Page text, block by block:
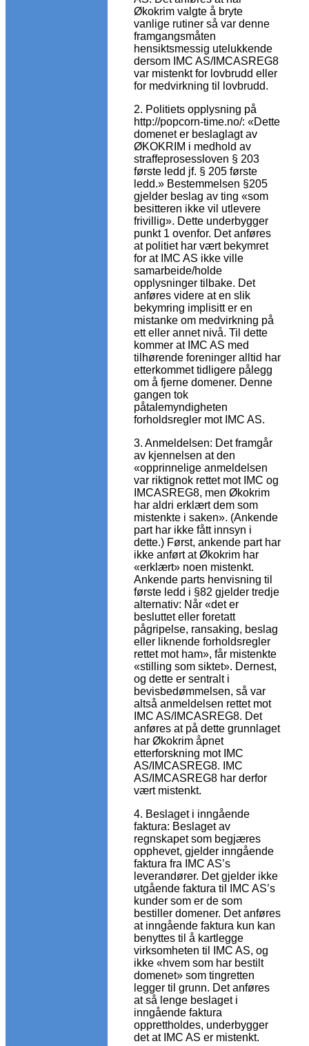
Økokrim valgte å bryte
vanlige rutiner så var denne
framgangsmåten
hensiktsmessig utelukkende
dersom IMC AS/IMCASREG8
var mistenkt for lovbrudd eller
for medvirkning til lovbrudd.
2. Politiets opplysning på
http://popcorn-time.no/: «Dette
domenet er beslaglagt av
ØKOKRIM i medhold av
straffeprosessloven § 203
første ledd jf. § 205 første
ledd.» Bestemmelsen §205
gjelder beslag av ting «som
besitteren ikke vil utlevere
frivillig». Dette underbygger
punkt 1 ovenfor. Det anføres
at politiet har vært bekymret
for at IMC AS ikke ville
samarbeide/holde
opplysninger tilbake. Det
anføres videre at en slik
bekymring implisitt er en
mistanke om medvirkning på
ett eller annet nivå. Til dette
kommer at IMC AS med
tilhørende foreninger alltid har
etterkommet tidligere pålegg
om å fjerne domener. Denne
gangen tok
påtalemyndigheten
forholdsregler mot IMC AS.
3. Anmeldelsen: Det framgår
av kjennelsen at den
«opprinnelige anmeldelsen
var riktignok rettet mot IMC og
IMCASREG8, men Økokrim
har aldri erklært dem som
mistenkte i saken». (Ankende
part har ikke fått innsyn i
dette.) Først, ankende part har
ikke anført at Økokrim har
«erklært» noen mistenkt.
Ankende parts henvisning til
første ledd i §82 gjelder tredje
alternativ: Når «det er
besluttet eller foretatt
pågripelse, ransaking, beslag
eller liknende forholdsregler
rettet mot ham», får mistenkte
«stilling som siktet». Dernest,
og dette er sentralt i
bevisbedømmelsen, så var
altså anmeldelsen rettet mot
IMC AS/IMCASREG8. Det
anføres at på dette grunnlaget
har Økokrim åpnet
etterforskning mot IMC
AS/IMCASREG8. IMC
AS/IMCASREG8 har derfor
vært mistenkt.
4. Beslaget i inngående
faktura: Beslaget av
regnskapet som begjæres
opphevet, gjelder inngående
faktura fra IMC AS’s
leverandører. Det gjelder ikke
utgående faktura til IMC AS’s
kunder som er de som
bestiller domener. Det anføres
at inngående faktura kun kan
benyttes til å kartlegge
virksomheten til IMC AS, og
ikke «hvem som har bestilt
domenet» som tingretten
legger til grunn. Det anføres
at så lenge beslaget i
inngående faktura
opprettholdes, underbygger
det at IMC AS er mistenkt.